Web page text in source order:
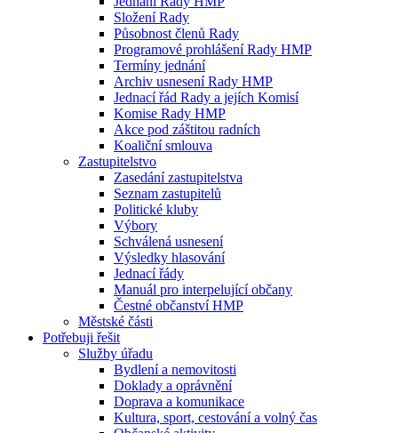
Složení Rady
Působnost členů Rady
Programové prohlášení Rady HMP
Termíny jednání
Archiv usnesení Rady HMP
Jednací řád Rady a jejích Komisí
Komise Rady HMP
Akce pod záštitou radních
Koaliční smlouva
Zastupitelstvo
Zasedání zastupitelstva
Seznam zastupitelů
Politické kluby
Výbory
Schválená usnesení
Výsledky hlasování
Jednací řády
Manuál pro interpelující občany
Čestné občanství HMP
Městské části
Potřebuji řešit
Služby úřadu
Bydlení a nemovitosti
Doklady a oprávnění
Doprava a komunikace
Kultura, sport, cestování a volný čas